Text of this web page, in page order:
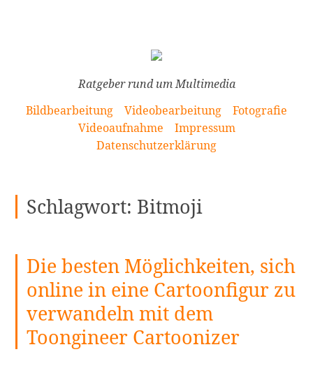
Ratgeber rund um Multimedia
Bildbearbeitung
Videobearbeitung
Fotografie
Videoaufnahme
Impressum
Datenschutzerklärung
Schlagwort: Bitmoji
Die besten Möglichkeiten, sich
online in eine Cartoonfigur zu
verwandeln mit dem
Toongineer Cartoonizer